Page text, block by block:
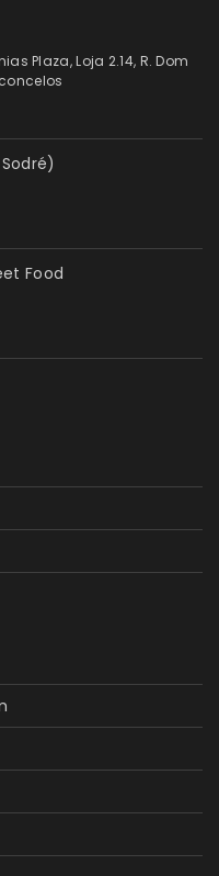
Plaza, Loja 2.14, R. Dom
Food